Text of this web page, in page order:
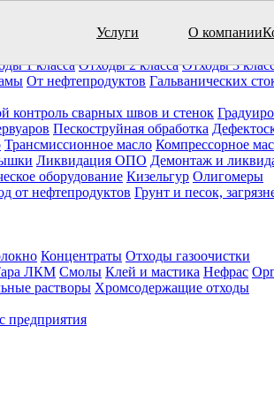
Услуги О компании
Демонтаж резервуаров (10)
1 класса Отходы 2 класса Отходы 3
От нефтепродуктов Гальванических
контроль сварных швов и стенок
Пескоструйная обработка
Трансмиссионное масло Компрессорное
Ликвидация ОПО Демонтаж и
оборудование Кизельгур Олигомеры
от нефтепродуктов Грунт и песок,
Концентраты Отходы газоочистки
ЛКМ Смолы Клей и мастика Нефрас
растворы Хромсодержащие отходы
предприятия